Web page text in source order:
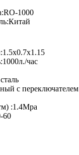
1000
час
с переключателем
:1.4Mpa
60